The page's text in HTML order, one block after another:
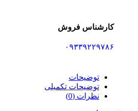
کارشناس فروش
۰۹۳۳۹۲۲۹۷۸۶
توضیحات
توضیحات تکمیلی
نظرات (0)